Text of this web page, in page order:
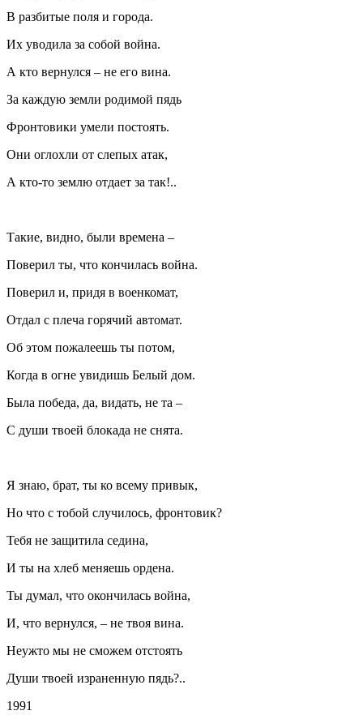
В разбитые поля и города.
Их уводила за собой война.
А кто вернулся – не его вина.
За каждую земли родимой пядь
Фронтовики умели постоять.
Они оглохли от слепых атак,
А кто-то землю отдает за так!..
Такие, видно, были времена –
Поверил ты, что кончилась война.
Поверил и, придя в военкомат,
Отдал с плеча горячий автомат.
Об этом пожалеешь ты потом,
Когда в огне увидишь Белый дом.
Была победа, да, видать, не та –
С души твоей блокада не снята.
Я знаю, брат, ты ко всему привык,
Но что с тобой случилось, фронтовик?
Тебя не защитила седина,
И ты на хлеб меняешь ордена.
Ты думал, что окончилась война,
И, что вернулся, – не твоя вина.
Неужто мы не сможем отстоять
Души твоей израненную пядь?..
1991